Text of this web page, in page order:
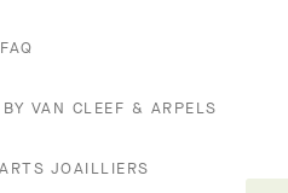
FAQ
VAN CLEEF & ARPELS
JOAILLIERS